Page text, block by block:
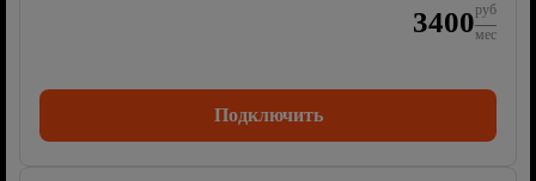
3400руб
мес
Подключить